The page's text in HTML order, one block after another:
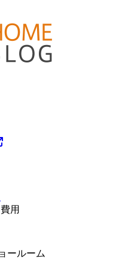
用
ールーム